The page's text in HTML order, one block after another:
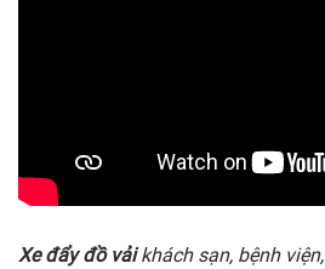
Xe đẩy đồ vảikhách sạn, bệnh viện,